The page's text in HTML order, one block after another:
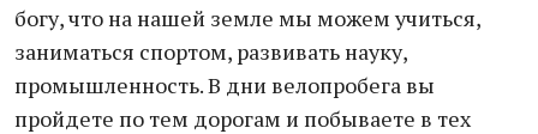
богу, что на нашей земле мы можем учиться,
заниматься спортом, развивать науку,
промышленность. В дни велопробега вы
пройдете по тем дорогам и побываете в тех